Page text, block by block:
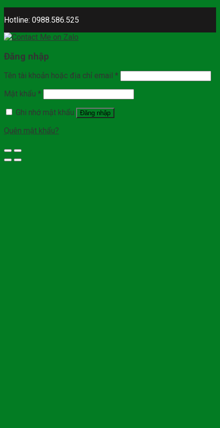
Hotline: 0988.586.525
Đăng nhập
Tên tài khoản hoặc địa chỉ email *
Mật khẩu *
Ghi nhớ mật khẩu
Đăng nhập
Quên mật khẩu?